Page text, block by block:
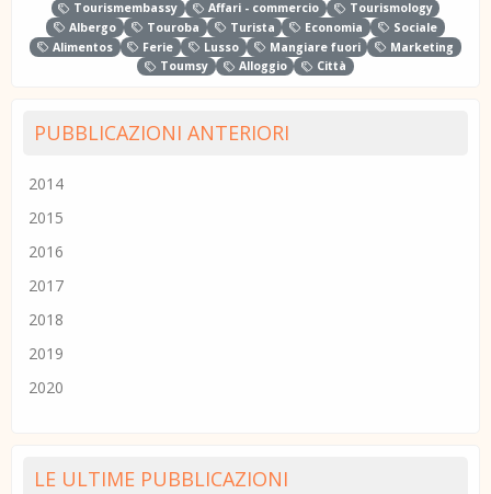
Tourismembassy
Affari - commercio
Tourismology
Albergo
Touroba Turista Economia
Sociale
Alimentos
Ferie Lusso Mangiare fuori
Marketing
Toumsy
Alloggio Città
PUBBLICAZIONI ANTERIORI
2014
2015
2016
2017
2018
2019
2020
LE ULTIME PUBBLICAZIONI